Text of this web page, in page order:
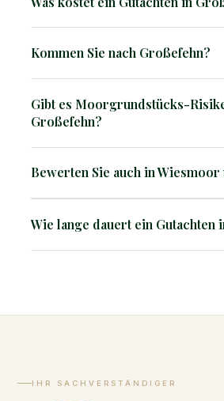
speziellen Kriterien bewertet – wir
Kanalzugang und seine Qualität
1.500 €.
Kommen Sie nach Großefehn?
kommen direkt zu Ihnen.
Gibt es Moorgrundstücks-
Großefehn?
Bodenbeschaffenheit und
Bewerten Sie auch in
Wie lange dauert ein Gutachten
IHR SACHVERSTÄNDIGER